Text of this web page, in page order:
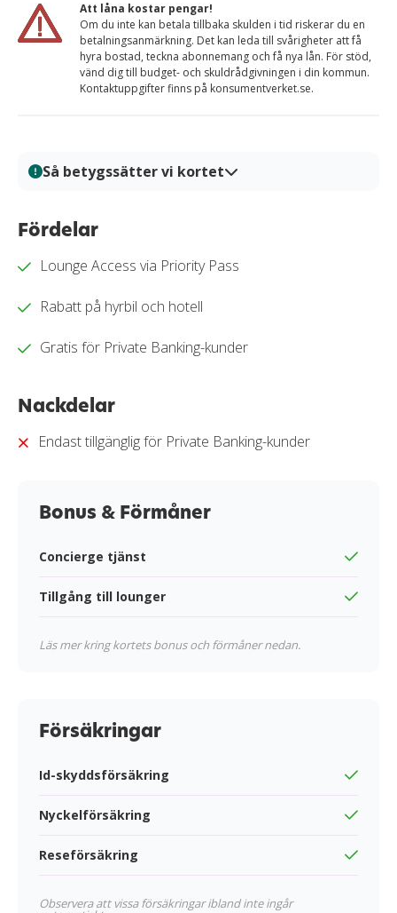
Att låna kostar pengar!
Om du inte kan betala tillbaka skulden i tid riskerar du en
betalningsanmärkning. Det kan leda till svårigheter att få
hyra bostad, teckna abonnemang och få nya lån. För stöd,
vänd dig till budget- och skuldrådgivningen i din kommun.
Kontaktuppgifter finns på konsumentverket.se.
Så betygssätter vi kortet
en systematisk och transparent granskningsprocess.
så att du enkelt kan jämföra fördelar, kostnader och
information, praktiska tester och redaktionell analys.
beslutsunderlag för när du ska välja kreditkort.
kreditkort i vår
Fördelar
Lounge Access via Priority Pass
Rabatt på hyrbil och hotell
Gratis för Private Banking-kunder
Nackdelar
Endast tillgänglig för Private Banking-kunder
Bonus & Förmåner
Concierge tjänst
Tillgång till lounger
Läs mer kring kortets bonus och förmåner nedan.
Försäkringar
Id-skyddsförsäkring
Nyckelförsäkring
Reseförsäkring
Observera att vissa försäkringar ibland inte ingår